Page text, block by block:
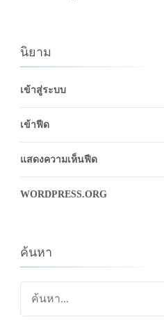
นิยาม
เข้าสู่ระบบ
เข้าฟีด
แสดงความเห็นฟีด
WORDPRESS.ORG
ค้นหา
ค้นหา
เกี่ยว